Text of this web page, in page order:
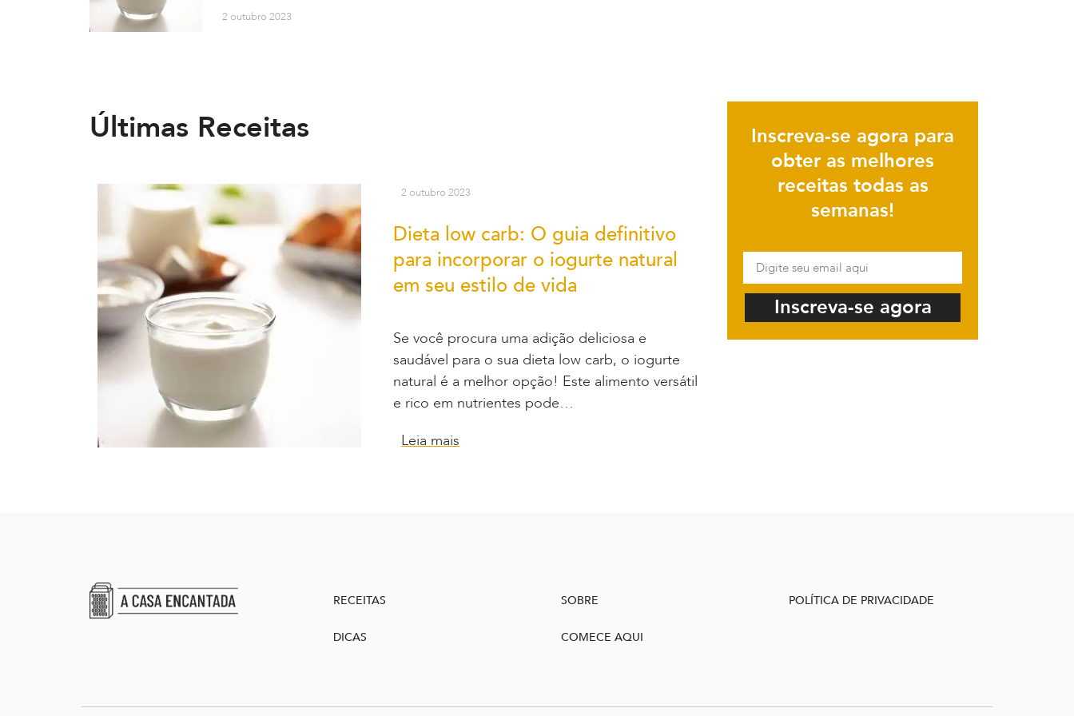
2 outubro 2023
Últimas Receitas
2 outubro 2023
Dieta low carb: O guia definitivo
para incorporar o iogurte natural
em seu estilo de vida
Se você procura uma adição deliciosa e
saudável para o sua dieta low carb, o iogurte
natural é a melhor opção! Este alimento versátil
e rico em nutrientes pode…
Leia mais
Inscreva-se agora para
obter as melhores
receitas todas as
semanas!
Inscreva-se agora
RECEITAS
DICAS
SOBRE
COMECE AQUI
POLÍTICA DE PRIVACIDADE